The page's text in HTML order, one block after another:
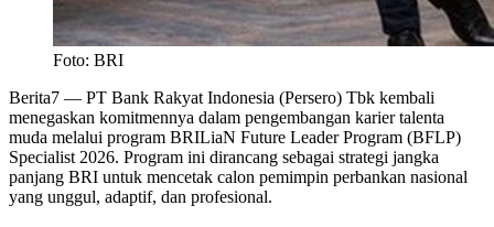
Foto: BRI
Berita7 — PT Bank Rakyat Indonesia (Persero) Tbk kembali
menegaskan komitmennya dalam pengembangan karier talenta
muda melalui program BRILiaN Future Leader Program (BFLP)
Specialist 2026. Program ini dirancang sebagai strategi jangka
panjang BRI untuk mencetak calon pemimpin perbankan nasional
yang unggul, adaptif, dan profesional.